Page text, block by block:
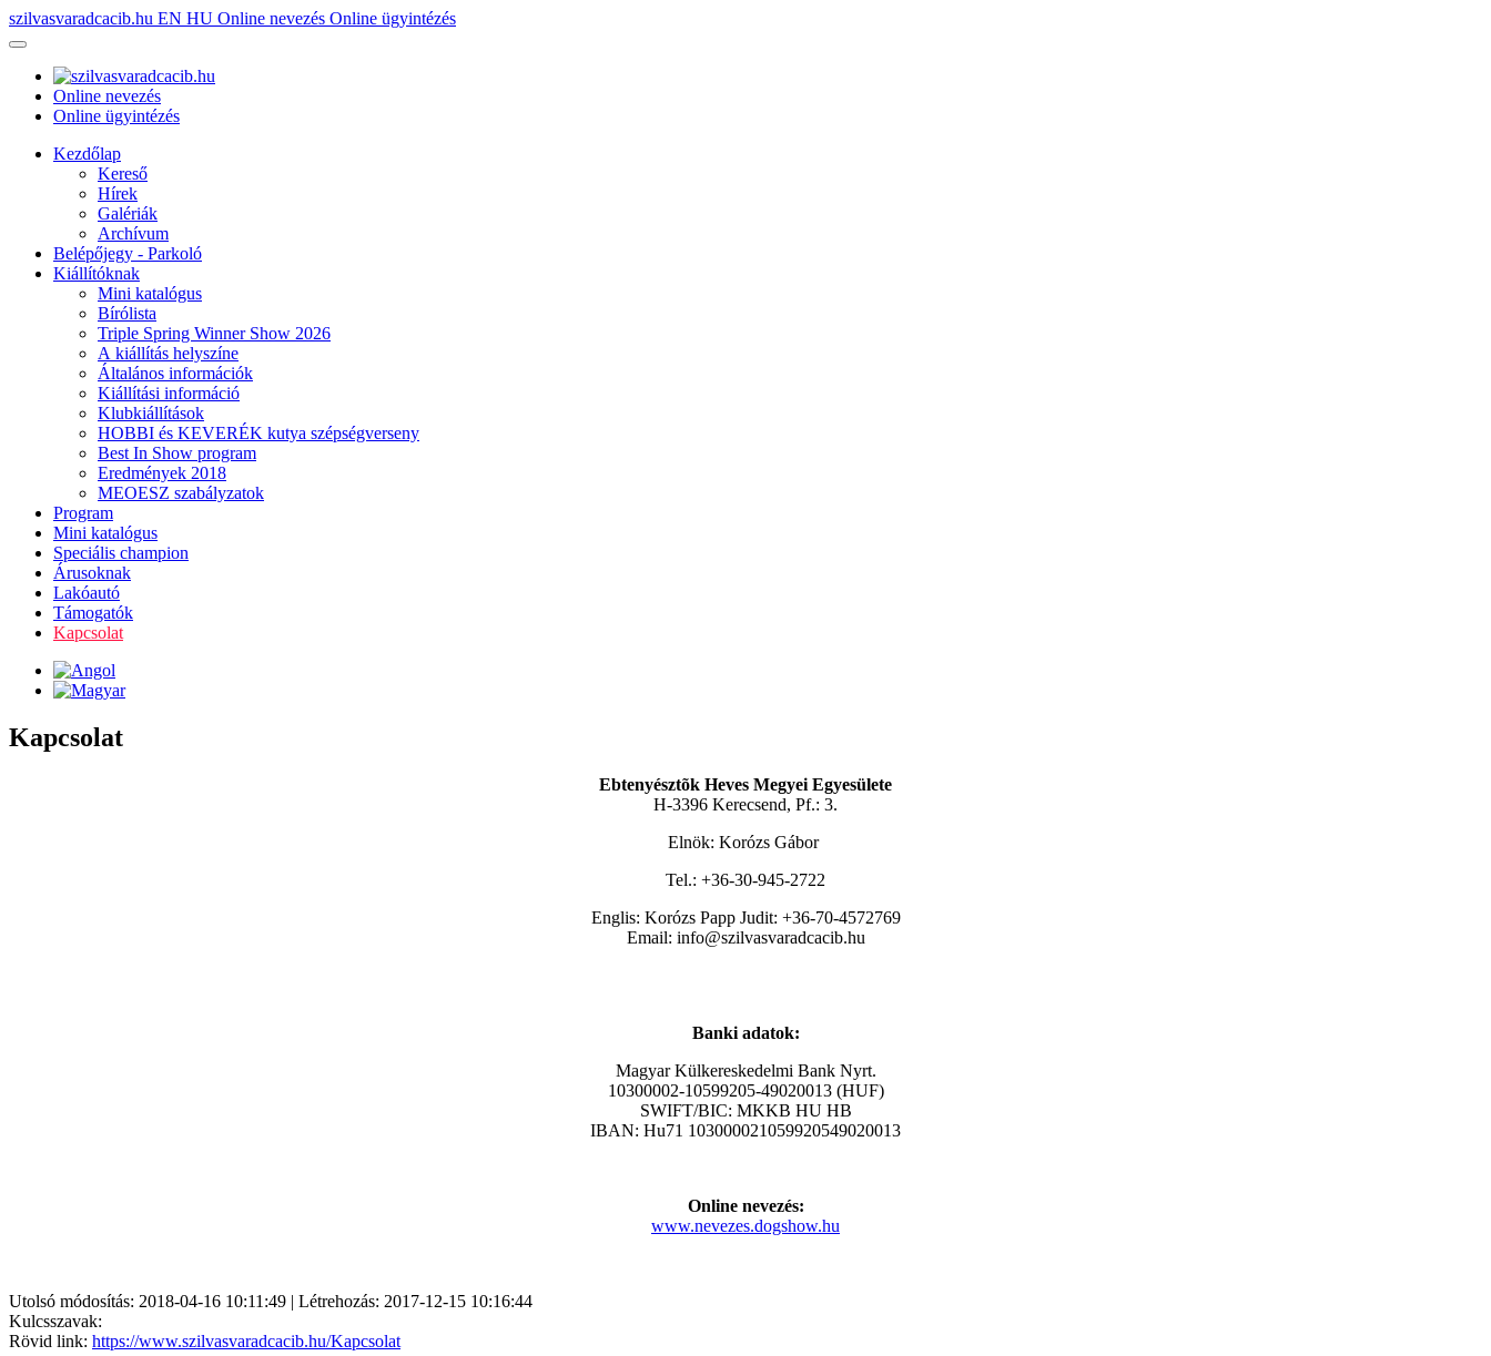
szilvasvaradcacib.hu EN HU Online nevezés Online ügyintézés
Online nevezés
Online ügyintézés
Kezdőlap
Kereső
Hírek
Galériák
Archívum
Belépőjegy - Parkoló
Kiállítóknak
Mini katalógus
Bírólista
Triple Spring Winner Show 2026
A kiállítás helyszíne
Általános információk
Kiállítási információ
Klubkiállítások
HOBBI és KEVERÉK kutya szépségverseny
Best In Show program
Eredmények 2018
MEOESZ szabályzatok
Program
Mini katalógus
Speciális champion
Árusoknak
Lakóautó
Támogatók
Kapcsolat
Kapcsolat
Ebtenyésztõk Heves Megyei Egyesülete
H-3396 Kerecsend, Pf.: 3.
Elnök: Korózs Gábor
Tel.: +36-30-945-2722
Englis: Korózs Papp Judit: +36-70-4572769
Email: info@szilvasvaradcacib.hu
Banki adatok:
Magyar Külkereskedelmi Bank Nyrt.
10300002-10599205-49020013 (HUF)
SWIFT/BIC: MKKB HU HB
IBAN: Hu71 103000021059920549020013
Online nevezés:
www.nevezes.dogshow.hu
Utolsó módosítás: 2018-04-16 10:11:49 | Létrehozás: 2017-12-15 10:16:44
Kulcsszavak:
Rövid link: https://www.szilvasvaradcacib.hu/Kapcsolat